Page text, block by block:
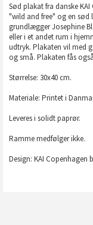
Sød plakat fra danske
"wild and free" og en sød
grundlægger Josephine
eller i et andet rum i
udtryk. Plakaten vil med
og små. Plakaten fås
Størrelse: 30x40 cm.
Materiale: Printet i
Leveres i solidt paprør.
Ramme medfølger ikke.
Design: KAI Copenhagen